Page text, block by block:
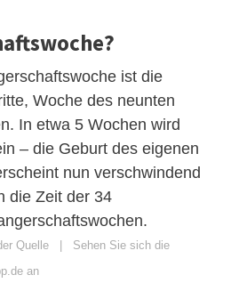
ist die
Woche des neunten
In etwa 5 Wochen wird
– die Geburt des eigenen
nun verschwindend
die Zeit der 34
Quelle | Sehen Sie sich die
an